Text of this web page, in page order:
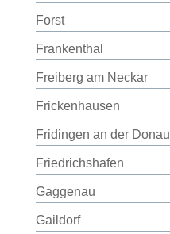
Forst
Frankenthal
Freiberg am Neckar
Frickenhausen
Fridingen an der Donau
Friedrichshafen
Gaggenau
Gaildorf